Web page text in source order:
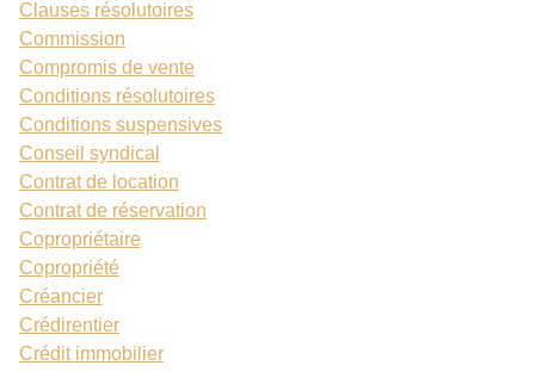
Clauses résolutoires
Commission
Compromis de vente
Conditions résolutoires
Conditions suspensives
Conseil syndical
Contrat de location
Contrat de réservation
Copropriétaire
Copropriété
Créancier
Crédirentier
Crédit immobilier